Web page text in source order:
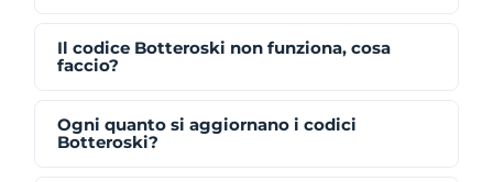
Il codice Botteroski non funziona, cosa
faccio?
Ogni quanto si aggiornano i codici
Botteroski?